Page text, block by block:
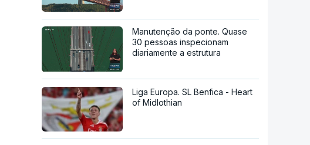
Manutenção da ponte. Quase
30 pessoas inspecionam
diariamente a estrutura
Liga Europa. SL Benfica - Heart
of Midlothian